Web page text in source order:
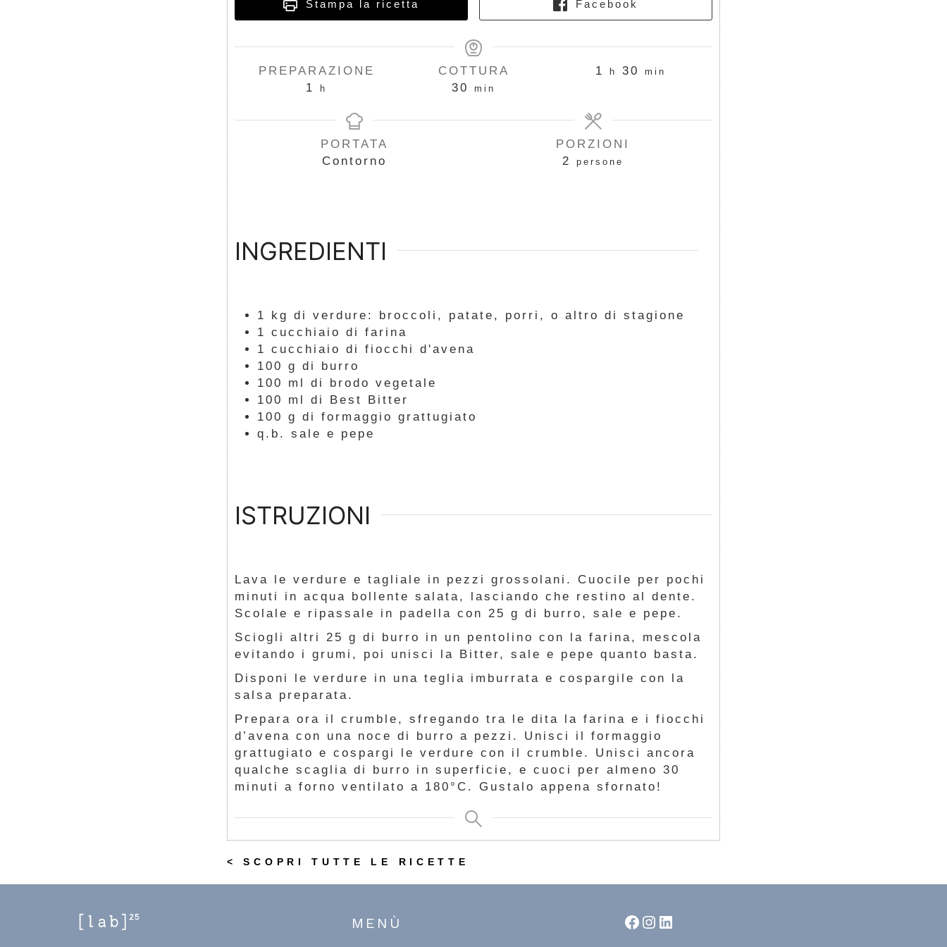
Stampa la ricetta Facebook
PREPARAZIONE
1
h
COTTURA
30
min
1 h 30 min
PORTATA
Contorno
PORZIONI
2
persone
INGREDIENTI
1 kg
di verdure: broccoli, patate, porri, o altro di stagione
1
cucchiaio
di farina
1
cucchiaio
di fiocchi d'avena
100
g
di burro
100
ml
di brodo vegetale
100
ml
di Best Bitter
100
g
di formaggio grattugiato
q.b.
sale e pepe
ISTRUZIONI
Lava le verdure e tagliale in pezzi grossolani. Cuocile per pochi
minuti in acqua bollente salata, lasciando che restino al dente.
Scolale e ripassale in padella con 25 g di burro, sale e pepe.
Sciogli altri 25 g di burro in un pentolino con la farina, mescola
evitando i grumi, poi unisci la Bitter, sale e pepe quanto basta.
Disponi le verdure in una teglia imburrata e cospargile con la
salsa preparata.
Prepara ora il crumble, sfregando tra le dita la farina e i fiocchi
d’avena con una noce di burro a pezzi. Unisci il formaggio
grattugiato e cospargi le verdure con il crumble. Unisci ancora
qualche scaglia di burro in superficie, e cuoci per almeno 30
minuti a forno ventilato a 180°C. Gustalo appena sfornato!
< SCOPRI TUTTE LE RICETTE
MENÙ